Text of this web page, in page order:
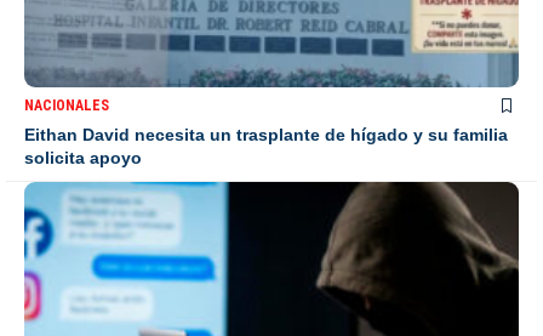
NACIONALES
Eithan David necesita un trasplante de hígado y su familia
solicita apoyo